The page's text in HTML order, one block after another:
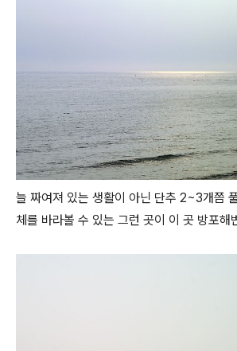
늘 짜여져 있는 생활이 아닌 단추 2~3개쯤
체를 바라볼 수 있는 그런 곳이 이 곳 방포해